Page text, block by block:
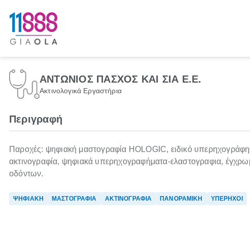
ΑΝΤΩΝΙΟΣ ΠΑΣΧΟΣ ΚΑΙ ΣΙΑ Ε.Ε.
Ακτινολογικά Εργαστήρια
Περιγραφή
Παροχές: ψηφιακή μαστογραφία HOLOGIC, ειδικό
ακτινογραφία, ψηφιακά υπερηχογραφήματα-ελαστογραφια,
οδόντων.
ΨΗΦΙΑΚΗ ΜΑΣΤΟΓΡΑΦΙΑ ΑΚΤΙΝΟΓΡΑΦΙΑ ΠΑΝΟΡΑΜΙΚΗ ΥΠΕΡΗΧΟΙ